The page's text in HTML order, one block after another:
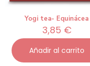
Yogi tea- Equinácea
3,85 €
Añadir al carrito